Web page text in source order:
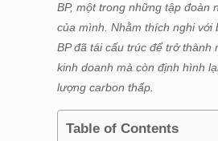
BP, một trong những tập đoàn
của mình. Nhằm thích nghi với
BP đã tái cấu trúc để trở thành
kinh doanh mà còn định hình
lượng carbon thấp.
Table of Contents